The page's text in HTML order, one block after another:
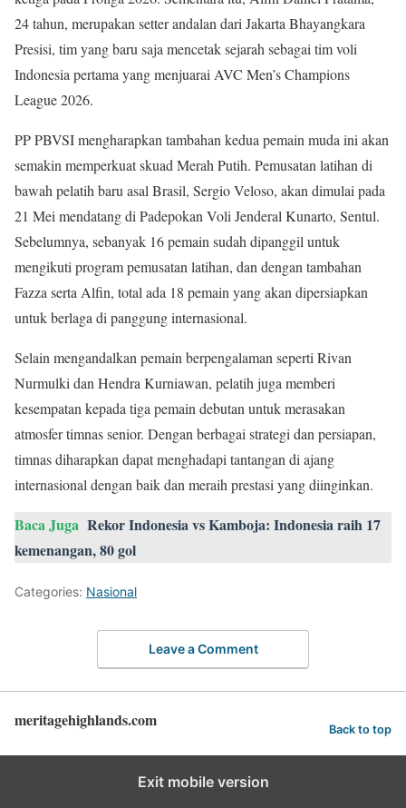
24 tahun, merupakan setter andalan dari Jakarta Bhayangkara
Presisi, tim yang baru saja mencetak sejarah sebagai tim voli
Indonesia pertama yang menjuarai AVC Men’s Champions
League 2026.
PP PBVSI mengharapkan tambahan kedua pemain muda ini akan
semakin memperkuat skuad Merah Putih. Pemusatan latihan di
bawah pelatih baru asal Brasil, Sergio Veloso, akan dimulai pada
21 Mei mendatang di Padepokan Voli Jenderal Kunarto, Sentul.
Sebelumnya, sebanyak 16 pemain sudah dipanggil untuk
mengikuti program pemusatan latihan, dan dengan tambahan
Fazza serta Alfin, total ada 18 pemain yang akan dipersiapkan
untuk berlaga di panggung internasional.
Selain mengandalkan pemain berpengalaman seperti Rivan
Nurmulki dan Hendra Kurniawan, pelatih juga memberi
kesempatan kepada tiga pemain debutan untuk merasakan
atmosfer timnas senior. Dengan berbagai strategi dan persiapan,
timnas diharapkan dapat menghadapi tantangan di ajang
internasional dengan baik dan meraih prestasi yang diinginkan.
Baca Juga Rekor Indonesia vs Kamboja: Indonesia raih 17
kemenangan, 80 gol
Categories: Nasional
Leave a Comment
meritagehighlands.com Back to top
Exit mobile version